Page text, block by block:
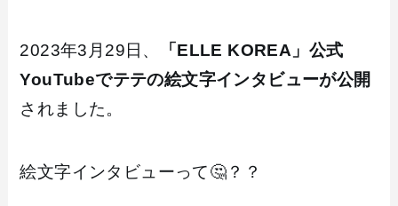
2023年3月29日、
「ELLE KOREA」公式
YouTubeでテテの絵文字インタビューが公開
されました。
絵文字インタビューって🤔？？